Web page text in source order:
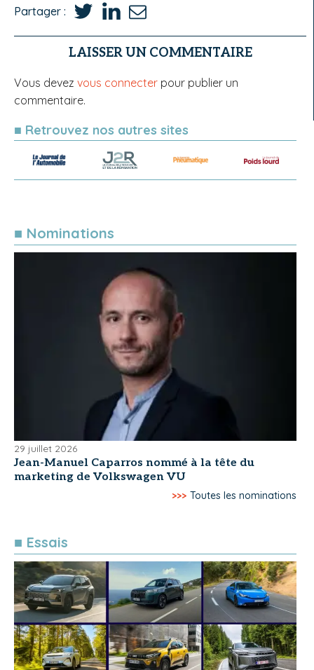
Partager :
LAISSER UN COMMENTAIRE
Vous devez vous connecter pour publier un
commentaire.
■ Retrouvez nos autres sites
■ Nominations
29 juillet 2026
Jean-Manuel Caparros nommé à la tête du
marketing de Volkswagen VU
>>> Toutes les nominations
■ Essais